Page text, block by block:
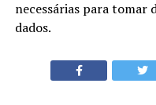
necessárias para tomar
dados.